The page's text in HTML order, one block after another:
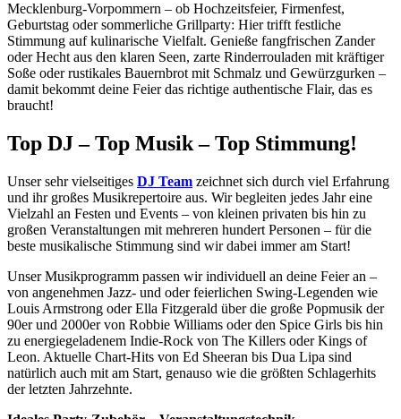
Mecklenburg-Vorpommern – ob Hochzeitsfeier, Firmenfest,
Geburtstag oder sommerliche Grillparty: Hier trifft festliche
Stimmung auf kulinarische Vielfalt. Genieße fangfrischen Zander
oder Hecht aus den klaren Seen, zarte Rinderrouladen mit kräftiger
Soße oder rustikales Bauernbrot mit Schmalz und Gewürzgurken –
damit bekommt deine Feier das richtige authentische Flair, das es
braucht!
Top DJ – Top Musik – Top Stimmung!
Unser sehr vielseitiges DJ Team zeichnet sich durch viel Erfahrung
und ihr großes Musikrepertoire aus. Wir begleiten jedes Jahr eine
Vielzahl an Festen und Events – von kleinen privaten bis hin zu
großen Veranstaltungen mit mehreren hundert Personen – für die
beste musikalische Stimmung sind wir dabei immer am Start!
Unser Musikprogramm passen wir individuell an deine Feier an –
von angenehmen Jazz- und oder feierlichen Swing-Legenden wie
Louis Armstrong oder Ella Fitzgerald über die große Popmusik der
90er und 2000er von Robbie Williams oder den Spice Girls bis hin
zu energiegeladenem Indie-Rock von The Killers oder Kings of
Leon. Aktuelle Chart-Hits von Ed Sheeran bis Dua Lipa sind
natürlich auch mit am Start, genauso wie die größten Schlagerhits
der letzten Jahrzehnte.